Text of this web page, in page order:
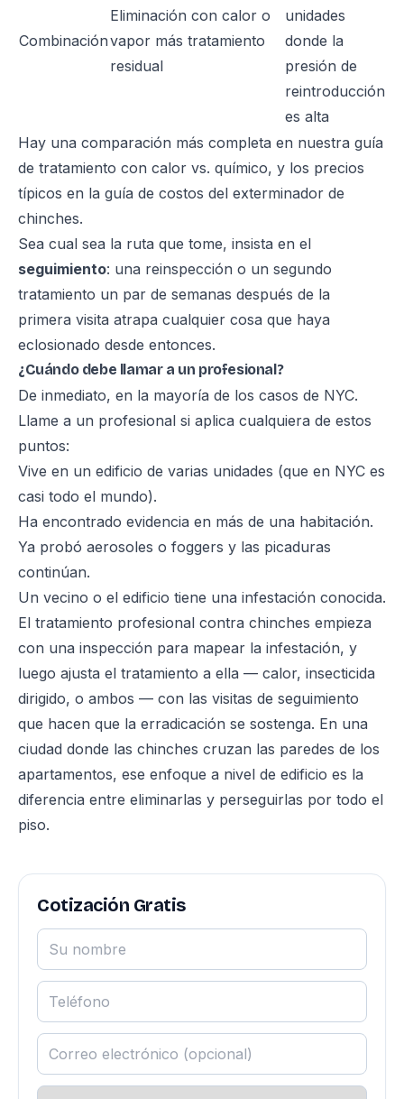
Combinación
Eliminación con calor o
vapor más tratamiento
residual
unidades
donde la
presión de
reintroducción
es alta
Hay una comparación más completa en nuestra guía
de tratamiento con calor vs. químico, y los precios
típicos en la guía de costos del exterminador de
chinches.
Sea cual sea la ruta que tome, insista en el
seguimiento: una reinspección o un segundo
tratamiento un par de semanas después de la
primera visita atrapa cualquier cosa que haya
eclosionado desde entonces.
¿Cuándo debe llamar a un profesional?
De inmediato, en la mayoría de los casos de NYC.
Llame a un profesional si aplica cualquiera de estos
puntos:
Vive en un edificio de varias unidades (que en NYC es
casi todo el mundo).
Ha encontrado evidencia en más de una habitación.
Ya probó aerosoles o foggers y las picaduras
continúan.
Un vecino o el edificio tiene una infestación conocida.
El tratamiento profesional contra chinches empieza
con una inspección para mapear la infestación, y
luego ajusta el tratamiento a ella — calor, insecticida
dirigido, o ambos — con las visitas de seguimiento
que hacen que la erradicación se sostenga. En una
ciudad donde las chinches cruzan las paredes de los
apartamentos, ese enfoque a nivel de edificio es la
diferencia entre eliminarlas y perseguirlas por todo el
piso.
Cotización Gratis